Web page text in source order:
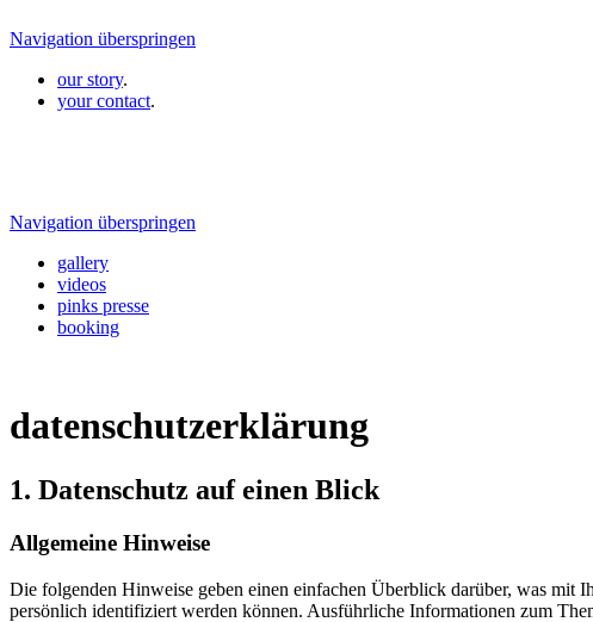
Navigation überspringen
our story.
your contact.
Navigation überspringen
gallery
videos
pinks presse
booking
datenschutzerklärung
1. Datenschutz auf einen Blick
Allgemeine Hinweise
Die folgenden Hinweise geben einen einfachen Überblick darüber, was mit
persönlich identifiziert werden können. Ausführliche Informationen zum